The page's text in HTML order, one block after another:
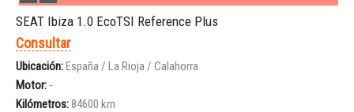
SEAT Ibiza 1.0 EcoTSI Reference Plus
Consultar
Ubicación:España / La Rioja / Calahorra
Motor: -
Kilómetros:84600 km